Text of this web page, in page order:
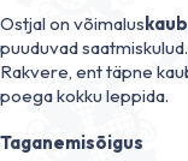
Ostjal on võimalus
puuduvad
Rakvere, ent täpne
poega kokku leppida.
Taganemisõigus